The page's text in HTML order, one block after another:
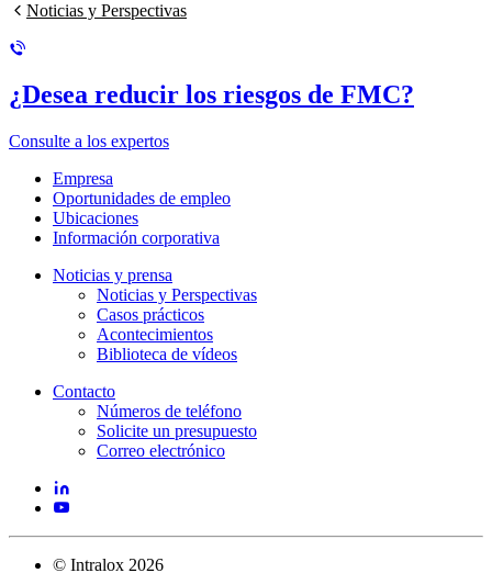
Noticias y Perspectivas
¿Desea reducir los riesgos de FMC?
Consulte a los expertos
Empresa
Oportunidades de empleo
Ubicaciones
Información corporativa
Noticias y prensa
Noticias y Perspectivas
Casos prácticos
Acontecimientos
Biblioteca de vídeos
Contacto
Números de teléfono
Solicite un presupuesto
Correo electrónico
© Intralox 2026